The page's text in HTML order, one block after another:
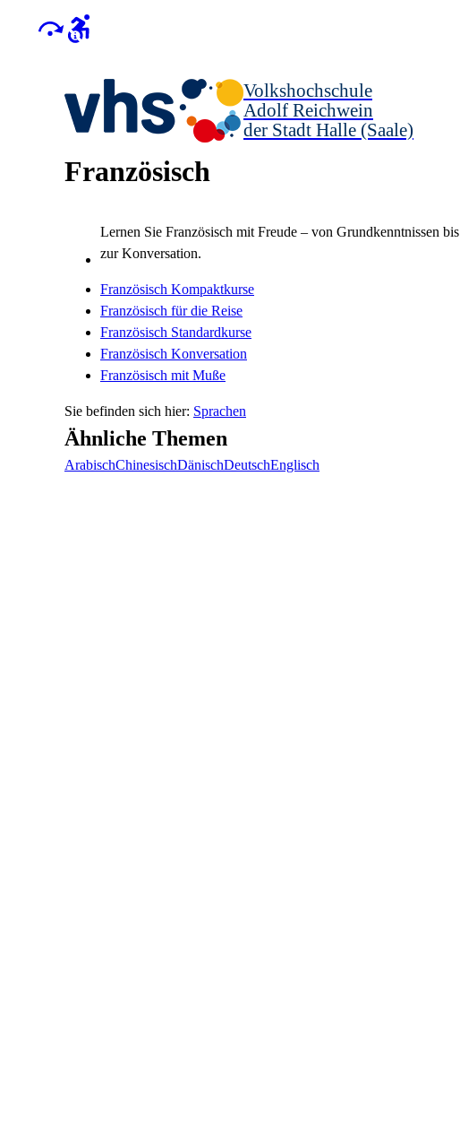
Volkshochschule
Adolf Reichwein
der Stadt Halle (Saale)
Französisch
Lernen Sie Französisch mit Freude – von Grundkenntnissen bis
zur Konversation.
Französisch Kompaktkurse
Französisch für die Reise
Französisch Standardkurse
Französisch Konversation
Französisch mit Muße
Sprachen
Ähnliche Themen
ArabischChinesischDänischDeutschEnglisch